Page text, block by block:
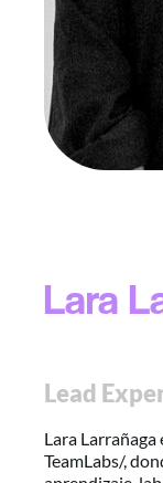
Lara
Lead
Lara
TeamLabs/,